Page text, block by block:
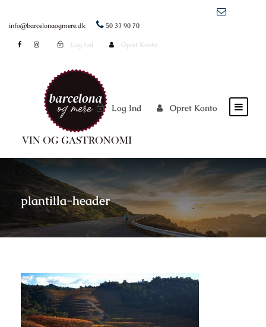
info@barcelonaogmere.dk 50 33 90 70
Log Ind Opret Konto
Log Ind Opret Konto
plantilla-header